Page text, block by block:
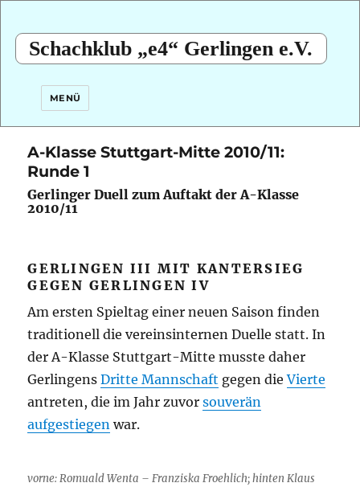
Schachklub „e4“ Gerlingen e.V.
MENÜ
A-Klasse Stuttgart-Mitte 2010/11:
Runde 1
Gerlinger Duell zum Auftakt der A-Klasse
2010/11
GERLINGEN III MIT KANTERSIEG
GEGEN GERLINGEN IV
Am ersten Spieltag einer neuen Saison finden
traditionell die vereinsinternen Duelle statt. In
der A-Klasse Stuttgart-Mitte musste daher
GerlingensDritte Mannschaft gegen dieVierte
antreten, die im Jahr zuvorsouverän
aufgestiegen war.
vorne: Romuald Wenta – Franziska Froehlich; hinten Klaus